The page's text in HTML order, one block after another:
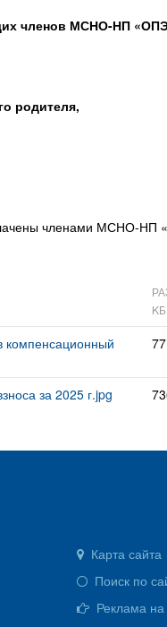
членов МСНО-НП
родителя,
членами МСНО-
KБ
компенсационный
за 2025 г.jpg
Карта сайта
Поиск по
Реклама на